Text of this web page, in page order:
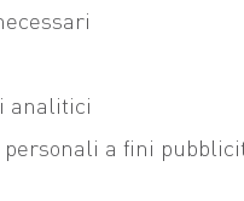
analitici
a fini